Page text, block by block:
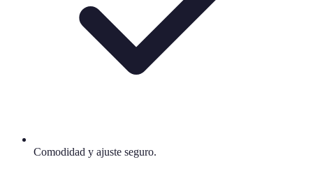
Comodidad y ajuste seguro.